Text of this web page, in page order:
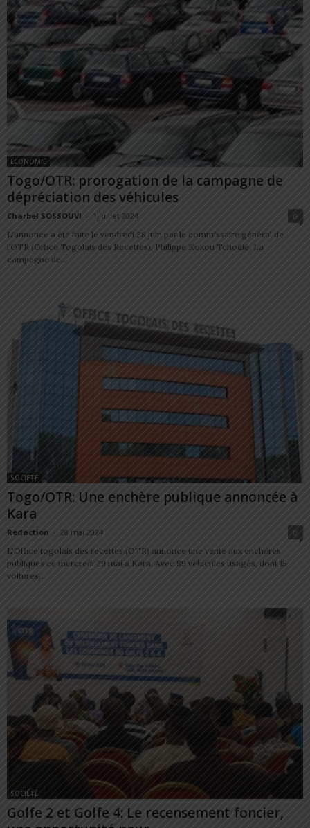
ECONOMIE
Togo/OTR: prorogation de la campagne de
dépréciation des véhicules
Charbel SOSSOUVI - 1 juillet 2024
0
L'annonce a été faite le vendredi 28 juin par le commissaire général de
l’OTR (Office Togolais des Recettes), Philippe Kokou Tchodié. La
campagne de...
SOCIÉTÉ
Togo/OTR: Une enchère publique annoncée à
Kara
Redaction - 28 mai 2024
0
L'Office togolais des recettes (OTR) annonce une vente aux enchères
publiques ce mercredi 29 mai à Kara. Avec 89 véhicules usagés, dont 15
voitures...
SOCIÉTÉ
Golfe 2 et Golfe 4: Le recensement foncier,